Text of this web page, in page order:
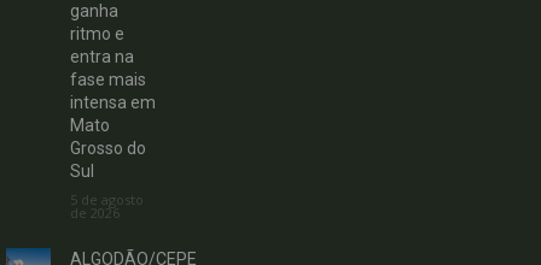
ganha
ritmo e
entra na
fase mais
intensa em
Mato
Grosso do
Sul
5 de agosto
de 2026
ALGODÃO/CEPE